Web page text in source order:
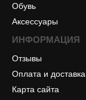
Обувь
Аксессуары
ИНФОРМАЦИЯ
Отзывы
Оплата и доставка
Карта сайта